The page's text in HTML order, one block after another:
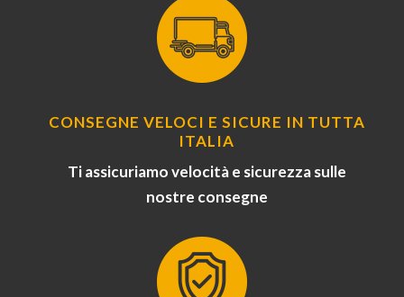
CONSEGNE VELOCI E SICURE IN TUTTA
ITALIA
Ti assicuriamo velocità e sicurezza sulle
nostre consegne